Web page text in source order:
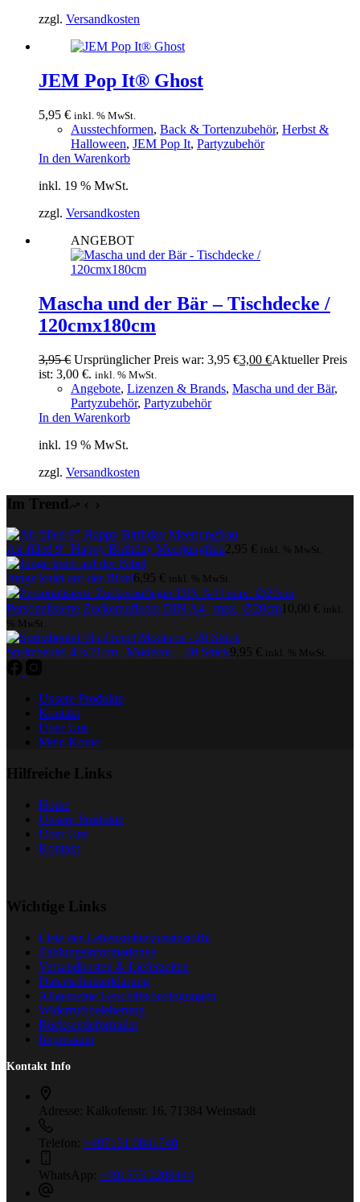
zzgl. Versandkosten
JEM Pop It® Ghost
5,95 € inkl. % MwSt.
Ausstechformen, Back & Tortenzubehör, Herbst &
Halloween, JEM Pop It, Partyzubehör
In den Warenkorb
inkl. 19 % MwSt.
zzgl. Versandkosten
ANGEBOT
Mascha und der Bär – Tischdecke /
120cmx180cm
3,95€ Ursprünglicher Preis war: 3,95 €3,00 €Aktueller Preis
ist: 3,00 €. inkl. % MwSt.
Angebote, Lizenzen & Brands, Mascha und der Bär,
Partyzubehör, Partyzubehör
In den Warenkorb
inkl. 19 % MwSt.
zzgl. Versandkosten
Im Trend
Air filled 9″ Happy Birthday Meerjungfrau 2,95 € inkl. % MwSt.
Junge kniet auf der Bibel6,95 € inkl. % MwSt.
Personalisierte Zuckeraufleger DIN A4 | max. ∅20cm 10,00 €
inkl.
% MwSt.
Spritzbeutel 41x21cm | Modecor – 20 Stück9,95 € inkl. % MwSt.
Unsere Produkte
Kontakt
Über Uns
Mein Konto
Hilfreiche Links
Home
Unsere Produkte
Über Uns
Kontakt
Wichtige Links
Liste der Lebensmittelzusatzstoffe
Zahlungsinformationen
Versandkosten & Lieferzeiten
Datenschutzerklärung
Allgemeine Geschäftsbedingungen
Widerrufsbeleherung
Rücksendeformular
Impressum
Kontakt Info
Adresse: Kalkofenstr. 16, 71384 Weinstadt
Telefon: +497151 9841740
WhatsApp: +491573 2208444